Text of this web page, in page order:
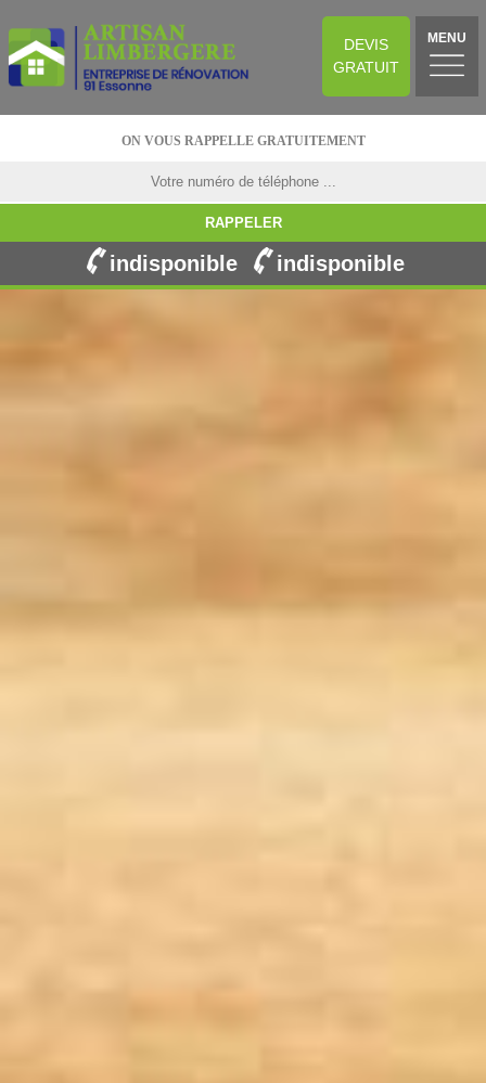
DEVIS
GRATUIT
MENU
ON VOUS RAPPELLE GRATUITEMENT
indisponible indisponible